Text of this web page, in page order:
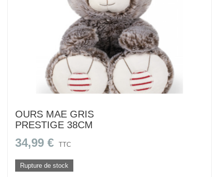
OURS MAE GRIS
PRESTIGE 38CM
34,99 € TTC
Rupture de stock